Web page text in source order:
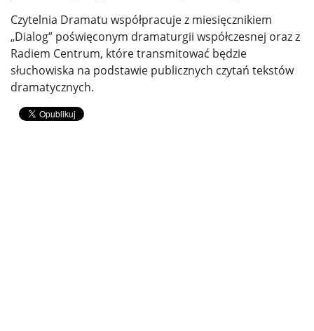
Czytelnia Dramatu współpracuje z miesięcznikiem
„Dialog” poświęconym dramaturgii współczesnej oraz z
Radiem Centrum, które transmitować będzie
słuchowiska na podstawie publicznych czytań tekstów
dramatycznych.